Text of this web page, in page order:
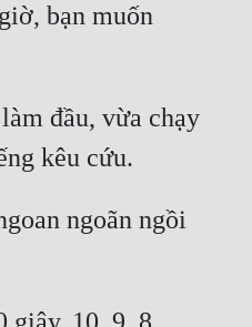
bạn muốn
đầu, vừa chạy
ngoãn ngồi